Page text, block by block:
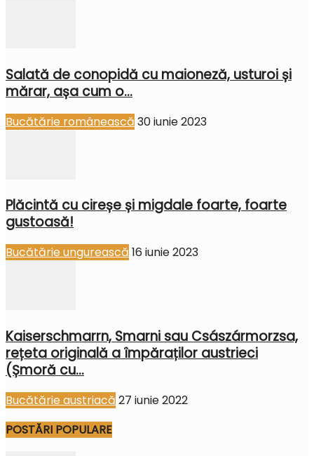
Salată de conopidă cu maioneză, usturoi și
mărar, așa cum o...
Bucătărie românească 30 iunie 2023
Plăcintă cu cireșe și migdale foarte, foarte
gustoasă!
Bucătărie ungurească 16 iunie 2023
Kaiserschmarrn, Smarni sau Császármorzsa,
rețeta originală a împăraților austrieci
(Șmoră cu...
Bucătărie austriacă 27 iunie 2022
POSTĂRI POPULARE